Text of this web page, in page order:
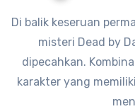
Di balik keseruan permainan Dead by Daylight, terdapat
misteri Dead by
dipecahkan.
karakter yang